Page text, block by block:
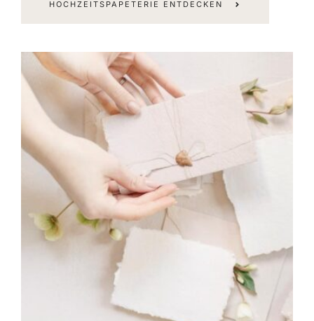
HOCHZEITSPAPETERIE ENTDECKEN